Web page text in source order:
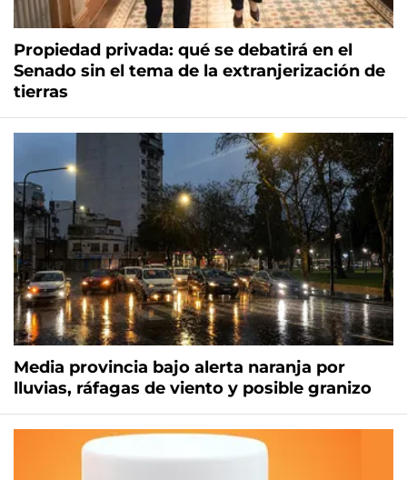
Propiedad privada: qué se debatirá en el
Senado sin el tema de la extranjerización de
tierras
Media provincia bajo alerta naranja por
lluvias, ráfagas de viento y posible granizo